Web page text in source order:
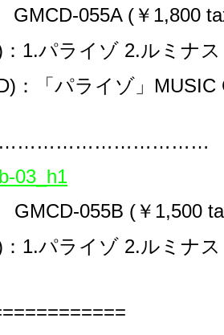
GMCD-055A ( ￥ 1,800
： 1.パライゾ 2.ルミナス
：「パライゾ」 MUSIC
GMCD-055B ( ￥ 1,500
： 1.パライゾ 2.ルミナス